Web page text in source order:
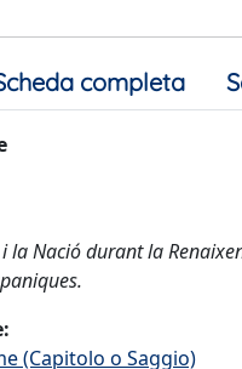
completa
la Nació durant la
(Capitolo o Saggio)